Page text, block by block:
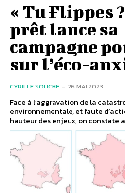
« Tu Flippes
prêt lance sa
campagne
sur l’éco-
CYRILLE SOUCHE - 26 MAI 2023
Face à l’aggravation de la
environnementale, et faute
hauteur des enjeux, on constate